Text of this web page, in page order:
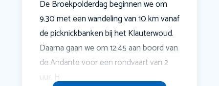
De Broekpolderdag beginnen we om
9.30 met een wandeling van 10 km vanaf
de picknickbanken bij het Klauterwoud.
Daarna gaan we om 12.45 aan boord van
de Andante voor een rondvaart van 2
uur. H